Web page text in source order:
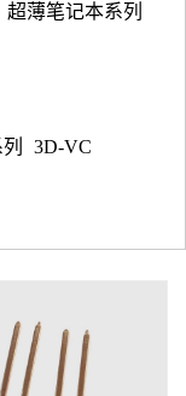
薄笔记本系列
3D-VC